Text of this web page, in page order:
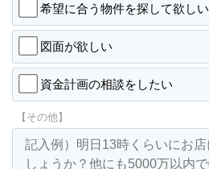
希望に合う物件を探して欲しい
図面が欲しい
資金計画の相談をしたい
【その他】